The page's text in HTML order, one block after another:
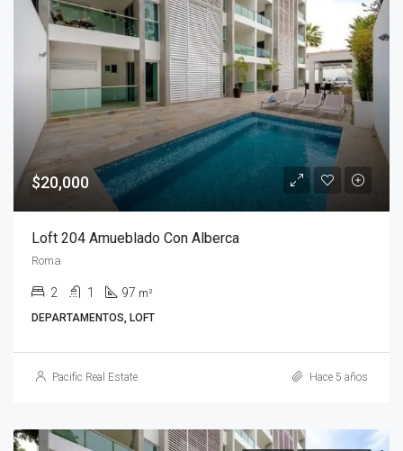
$20,000
Loft 204 Amueblado Con Alberca
Roma
2 1 97 m²
DEPARTAMENTOS, LOFT
Pacific Real Estate Hace 5 años